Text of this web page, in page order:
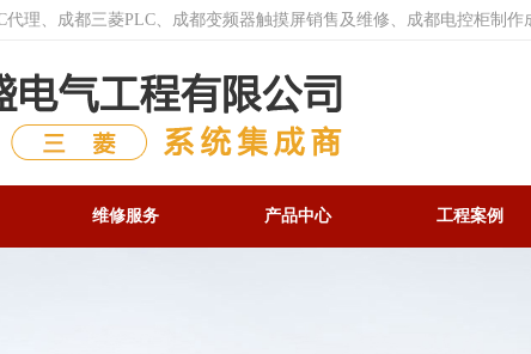
理、成都三菱PLC、成都变频器触摸屏销售及维修、成都电控柜制
维修服务 产品中心 工程案例